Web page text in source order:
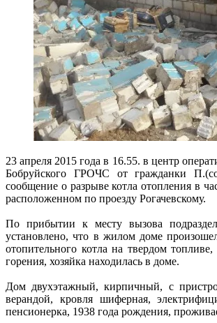
23 апреля 2015 года в 16.55. в центр
Бобруйского ГРОЧС от гражданки
сообщение о разрыве котла отопления в
расположенном по проезду Рогачевскому.
По прибытии к месту вызова
установлено, что в жилом доме
отопительного котла на твердом
горения, хозяйка находилась в доме.
Дом двухэтажный, кирпичный, с
верандой, кровля шиферная,
пенсионерка, 1938 года рождения,